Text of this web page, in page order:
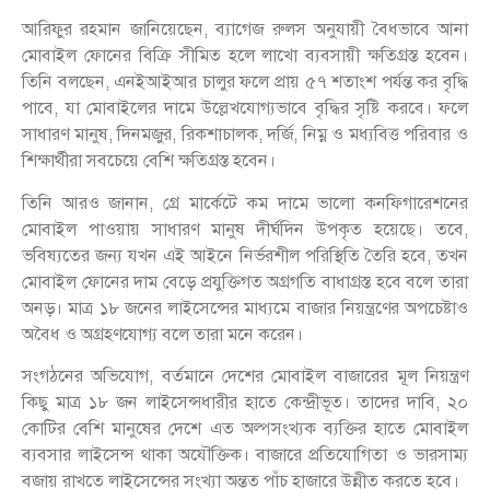
আরিফুর রহমান জানিয়েছেন, ব্যাগেজ রুলস অনুযায়ী বৈধভাবে আনা
মোবাইল ফোনের বিক্রি সীমিত হলে লাখো ব্যবসায়ী ক্ষতিগ্রস্ত হবেন।
তিনি বলছেন, এনইআইআর চালুর ফলে প্রায় ৫৭ শতাংশ পর্যন্ত কর বৃদ্ধি
পাবে, যা মোবাইলের দামে উল্লেখযোগ্যভাবে বৃদ্ধির সৃষ্টি করবে। ফলে
সাধারণ মানুষ, দিনমজুর, রিকশাচালক, দর্জি, নিম্ন ও মধ্যবিত্ত পরিবার ও
শিক্ষার্থীরা সবচেয়ে বেশি ক্ষতিগ্রস্ত হবেন।
তিনি আরও জানান, গ্রে মার্কেটে কম দামে ভালো কনফিগারেশনের
মোবাইল পাওয়ায় সাধারণ মানুষ দীর্ঘদিন উপকৃত হয়েছে। তবে,
ভবিষ্যতের জন্য যখন এই আইনে নির্ভরশীল পরিস্থিতি তৈরি হবে, তখন
মোবাইল ফোনের দাম বেড়ে প্রযুক্তিগত অগ্রগতি বাধাগ্রস্ত হবে বলে তারা
অনড়। মাত্র ১৮ জনের লাইসেন্সের মাধ্যমে বাজার নিয়ন্ত্রণের অপচেষ্টাও
অবৈধ ও অগ্রহণযোগ্য বলে তারা মনে করেন।
সংগঠনের অভিযোগ, বর্তমানে দেশের মোবাইল বাজারের মূল নিয়ন্ত্রণ
কিছু মাত্র ১৮ জন লাইসেন্সধারীর হাতে কেন্দ্রীভূত। তাদের দাবি, ২০
কোটির বেশি মানুষের দেশে এত অল্পসংখ্যক ব্যক্তির হাতে মোবাইল
ব্যবসার লাইসেন্স থাকা অযৌক্তিক। বাজারে প্রতিযোগিতা ও ভারসাম্য
বজায় রাখতে লাইসেন্সের সংখ্যা অন্তত পাঁচ হাজারে উন্নীত করতে হবে।